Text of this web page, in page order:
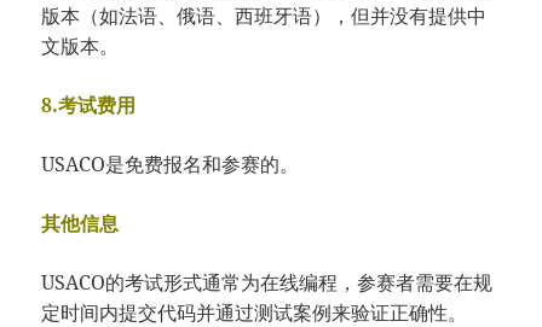
版本（如法语、俄语、西班牙语），但并没有提供中
文版本。
8.考试费用
USACO是免费报名和参赛的。
其他信息
USACO的考试形式通常为在线编程，参赛者需要在规
定时间内提交代码并通过测试案例来验证正确性。